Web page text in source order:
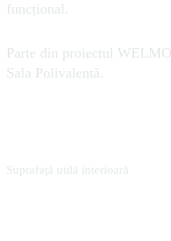
funcțional.
Parte din proiectul
Sala Polivalentă.
Suprafață utilă interioară